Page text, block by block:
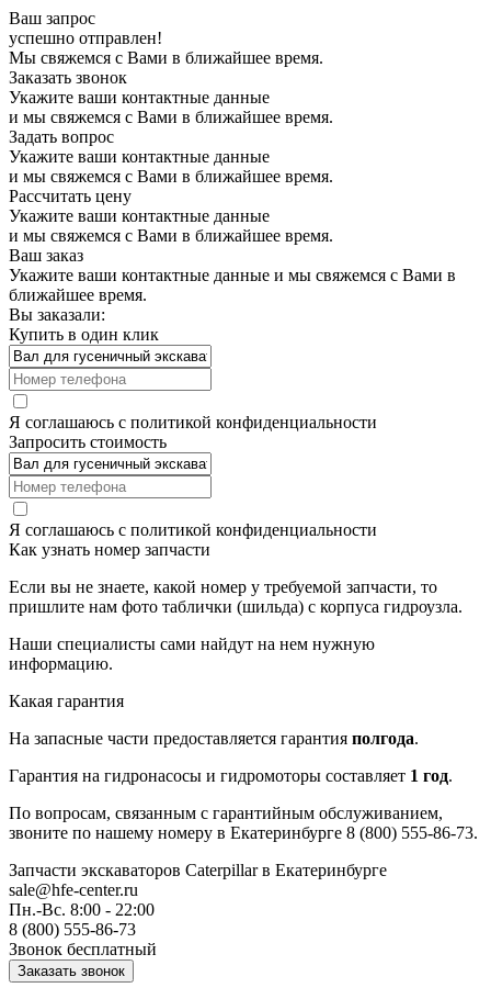
Ваш запрос
успешно отправлен!
Мы свяжемся с Вами в ближайшее время.
Заказать звонок
Укажите ваши контактные данные
и мы свяжемся с Вами в ближайшее время.
Задать вопрос
Укажите ваши контактные данные
и мы свяжемся с Вами в ближайшее время.
Рассчитать цену
Укажите ваши контактные данные
и мы свяжемся с Вами в ближайшее время.
Ваш заказ
Укажите ваши контактные данные и мы свяжемся с Вами в
ближайшее время.
Вы заказали:
Купить в один клик
Я соглашаюсь с политикой конфиденциальности
Запросить стоимость
Я соглашаюсь с политикой конфиденциальности
Как узнать номер запчасти
Если вы не знаете, какой номер у требуемой запчасти, то
пришлите нам фото таблички (шильда) с корпуса гидроузла.
Наши специалисты сами найдут на нем нужную
информацию.
Какая гарантия
На запасные части предоставляется гарантия полгода.
Гарантия на гидронасосы и гидромоторы составляет 1 год.
По вопросам, связанным с гарантийным обслуживанием,
звоните по нашему номеру в Екатеринбурге 8 (800) 555-86-73.
Запчасти экскаваторов Caterpillarв Екатеринбурге
sale@hfe-center.ru
Пн.-Вс. 8:00 - 22:00
8 (800) 555-86-73
Звонок бесплатный